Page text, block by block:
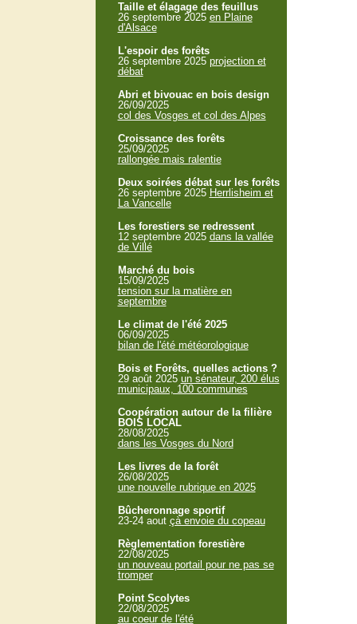
Taille et élagage des feuillus
26 septembre 2025 en Plaine
d'Alsace
L'espoir des forêts
26 septembre 2025 projection et
débat
Abri et bivouac en bois design
26/09/2025
col des Vosges et col des Alpes
Croissance des forêts
25/09/2025
rallongée mais ralentie
Deux soirées débat sur les forêts
26 septembre 2025 Herrlisheim et
La Vancelle
Les forestiers se redressent
12 septembre 2025 dans la vallée
de Villé
Marché du bois
15/09/2025
tension sur la matière en
septembre
Le climat de l'été 2025
06/09/2025
bilan de l'été météorologique
Bois et Forêts, quelles actions ?
29 août 2025 un sénateur, 200 élus
municipaux, 100 communes
Coopération autour de la filière
BOIS LOCAL
28/08/2025
dans les Vosges du Nord
Les livres de la forêt
26/08/2025
une nouvelle rubrique en 2025
Bûcheronnage sportif
23-24 aout çà envoie du copeau
Règlementation forestière
22/08/2025
un nouveau portail pour ne pas se
tromper
Point Scolytes
22/08/2025
au coeur de l'été